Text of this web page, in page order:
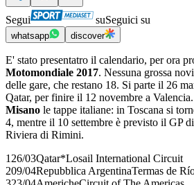
Segui suSeguici su
whatsapp discover
E' stato presentatro il calendario, per ora
Motomondiale 2017. Nessuna grossa
delle gare, che restano 18. Si parte il 26
Qatar, per finire il 12 novembre a
Misano le tappe italiane: in Toscana si
4, mentre il 10 settembre è previsto il GP
Riviera di Rimini.
126/03Qatar*Losail International Circuit
209/04Repubblica ArgentinaTermas de